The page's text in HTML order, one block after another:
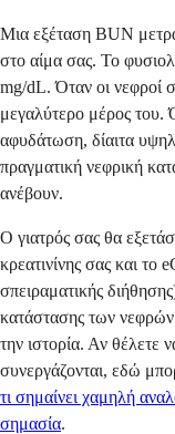
Μια εξέταση BUN
στο αίμα σας. Το
mg/dL. Όταν οι νεφροί
μεγαλύτερο μέρος του.
αφυδάτωση, δίαιτα
πραγματική νεφρική
ανέβουν.
Ο γιατρός σας θα
κρεατινίνης σας και το
σπειραματικής
κατάστασης των
την ιστορία. Αν θέλετε
συνεργάζονται, εδώ
τι σημαίνει χαμηλή
σημασία.